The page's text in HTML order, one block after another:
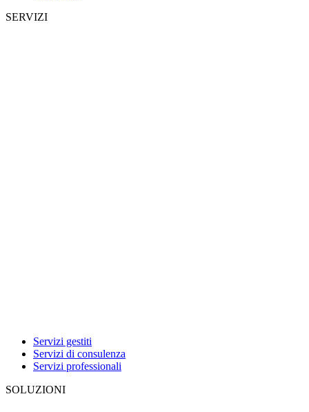
SERVIZI
Servizi gestiti
Servizi di consulenza
Servizi professionali
SOLUZIONI